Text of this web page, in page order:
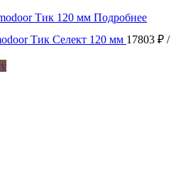
Подробнее
Тик Селект 120 мм 17803 ₽